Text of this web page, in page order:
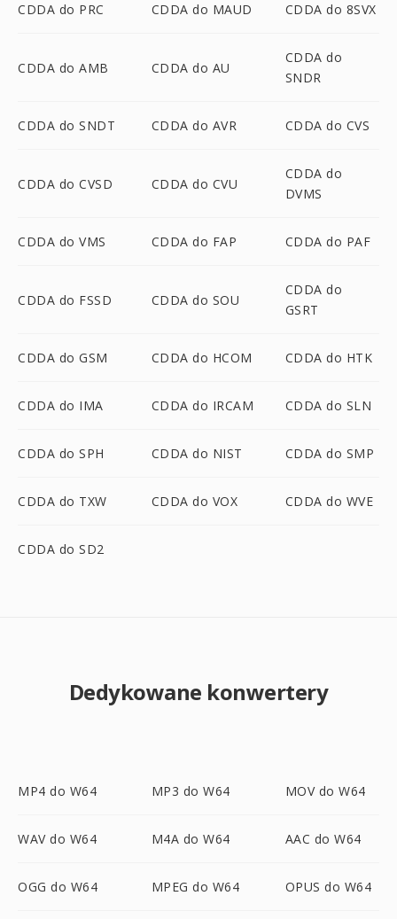
CDDA do PRC CDDA do MAUD CDDA do 8SVX
CDDA do AMB CDDA do AU
CDDA do
SNDR
CDDA do SNDT CDDA do AVR CDDA do CVS
CDDA do CVSD CDDA do CVU
CDDA do
DVMS
CDDA do VMS CDDA do FAP CDDA do PAF
CDDA do FSSD CDDA do SOU
CDDA do
GSRT
CDDA do GSM CDDA do HCOM CDDA do HTK
CDDA do IMA CDDA do IRCAM CDDA do SLN
CDDA do SPH CDDA do NIST CDDA do SMP
CDDA do TXW CDDA do VOX CDDA do WVE
CDDA do SD2
Dedykowane konwertery
MP4 do W64 MP3 do W64 MOV do W64
WAV do W64 M4A do W64 AAC do W64
OGG do W64 MPEG do W64 OPUS do W64